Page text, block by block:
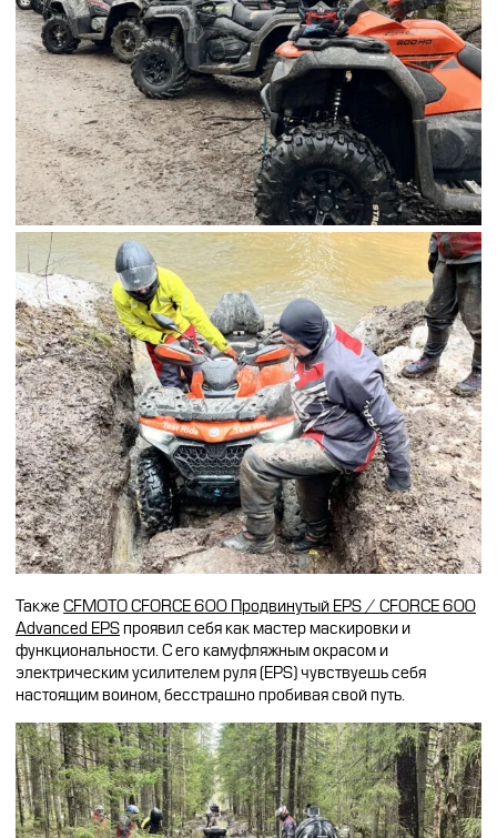
Также CFMOTO CFORCE 600 Продвинутый EPS / CFORCE 600
Advanced EPSпроявил себя как мастер маскировки и
функциональности. С его камуфляжным окрасом и
электрическим усилителем руля (EPS) чувствуешь себя
настоящим воином, бесстрашно пробивая свой путь.